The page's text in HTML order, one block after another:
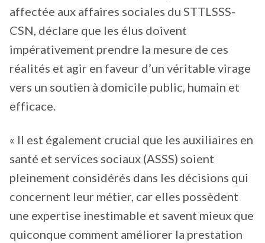
affectée aux affaires sociales du STTLSSS-
CSN, déclare que les élus doivent
impérativement prendre la mesure de ces
réalités et agir en faveur d’un véritable virage
vers un soutien à domicile public, humain et
efficace.
« Il est également crucial que les auxiliaires en
santé et services sociaux (ASSS) soient
pleinement considérés dans les décisions qui
concernent leur métier, car elles possèdent
une expertise inestimable et savent mieux que
quiconque comment améliorer la prestation